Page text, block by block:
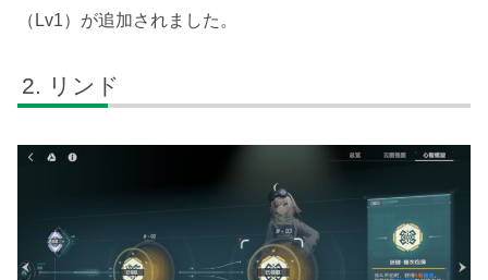
（Lv1）が追加されました。
リンド